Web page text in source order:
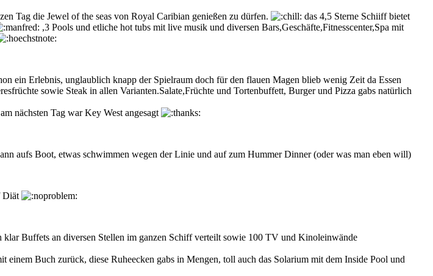
Tag die Jewel of the seas von Royal Caribian genießen zu dürfen.
das 4,5 Sterne Schiiff bietet
,3 Pools und etliche hot tubs mit live musik und diversen Bars,Geschäfte,Fitnesscenter,Spa mit
ein Erlebnis, unglaublich knapp der Spielraum doch für den flauen Magen blieb wenig Zeit da Essen
sowie Steak in allen Varianten.Salate,Früchte und Tortenbuffett, Burger und Pizza gabs natürlich
nächsten Tag war Key West angesagt
aufs Boot, etwas schwimmen wegen der Linie und auf zum Hummer Dinner (oder was man eben will)
Diät
Buffets an diversen Stellen im ganzen Schiff verteilt sowie 100 TV und Kinoleinwände
Buch zurück, diese Ruheecken gabs in Mengen, toll auch das Solarium mit dem Inside Pool und